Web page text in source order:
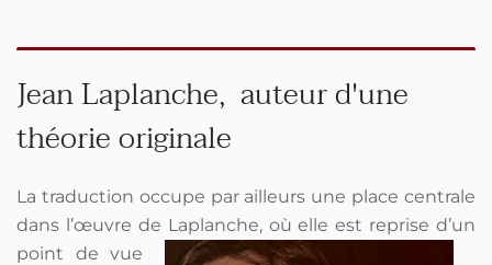
Jean Laplanche, auteur d'une
théorie originale
La traduction occupe par ailleurs une place centrale
dans l’œuvre de Laplanche, où elle est reprise d’un
point de vue